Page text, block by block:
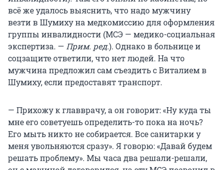
всё же удалось выяснить, что надо мужчину
везти в Шумиху на медкомиссию для оформления
группы инвалидности (МСЭ — медико-социальная
экспертиза. — Прим. ред.). Однако в больнице и
соцзащите ответили, что нет людей. На что
мужчина предложил сам съездить с Виталием в
Шумиху, если предоставят транспорт.
— Прихожу к главврачу, а он говорит: «Ну куда ты
мне его советуешь определить-то пока на ночь?
Его мыть никто не собирается. Все санитарки у
меня увольняются сразу». Я говорю: «Давай будем
решать проблему». Мы часа два решали-решали,